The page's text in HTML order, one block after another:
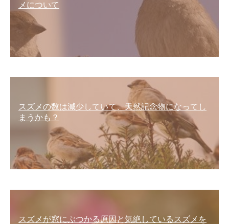
メについて
スズメの数は減少していて、天然記念物になってし
まうかも？
スズメが窓にぶつかる原因と気絶しているスズメを